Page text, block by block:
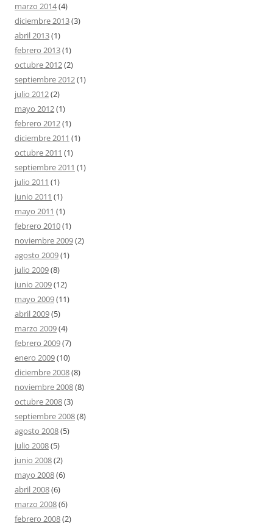
marzo 2014(4)
diciembre 2013(3)
abril 2013(1)
febrero 2013(1)
octubre 2012(2)
septiembre 2012(1)
julio 2012(2)
mayo 2012(1)
febrero 2012(1)
diciembre 2011 (1)
octubre 2011 (1)
septiembre 2011 (1)
julio 2011 (1)
junio 2011 (1)
mayo 2011 (1)
febrero 2010(1)
noviembre 2009(2)
agosto 2009(1)
julio 2009(8)
junio 2009(12)
mayo 2009(11)
abril 2009(5)
marzo 2009(4)
febrero 2009(7)
enero 2009(10)
diciembre 2008(8)
noviembre 2008(8)
octubre 2008(3)
septiembre 2008(8)
agosto 2008(5)
julio 2008(5)
junio 2008(2)
mayo 2008(6)
abril 2008(6)
marzo 2008(6)
febrero 2008(2)